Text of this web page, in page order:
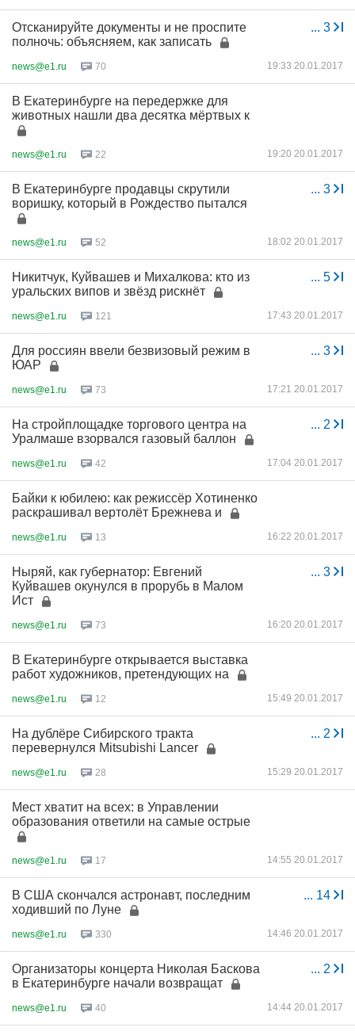
... 3
Отсканируйте документы и не проспите
полночь: объясняем, как записать
news@e1.ru 70 19:33 20.01.2017
В Екатеринбурге на передержке для
животных нашли два десятка мёртвых к
news@e1.ru 22 19:20 20.01.2017
... 3
В Екатеринбурге продавцы скрутили
воришку, который в Рождество пытался
news@e1.ru 52 18:02 20.01.2017
... 5
Никитчук, Куйвашев и Михалкова: кто из
уральских випов и звёзд рискнёт
news@e1.ru 121 17:43 20.01.2017
... 3
Для россиян ввели безвизовый режим в
ЮАР
news@e1.ru 73 17:21 20.01.2017
... 2
На стройплощадке торгового центра на
Уралмаше взорвался газовый баллон
news@e1.ru 42 17:04 20.01.2017
Байки к юбилею: как режиссёр Хотиненко
раскрашивал вертолёт Брежнева и
news@e1.ru 13 16:22 20.01.2017
... 3
Ныряй, как губернатор: Евгений
Куйвашев окунулся в прорубь в Малом
Ист
news@e1.ru 73 16:20 20.01.2017
В Екатеринбурге открывается выставка
работ художников, претендующих на
news@e1.ru 12 15:49 20.01.2017
... 2
На дублёре Сибирского тракта
перевернулся Mitsubishi Lancer
news@e1.ru 28 15:29 20.01.2017
Мест хватит на всех: в Управлении
образования ответили на самые острые
news@e1.ru 17 14:55 20.01.2017
... 14
В США скончался астронавт, последним
ходивший по Луне
news@e1.ru 330 14:46 20.01.2017
... 2
Организаторы концерта Николая Баскова
в Екатеринбурге начали возвращат
news@e1.ru 40 14:44 20.01.2017